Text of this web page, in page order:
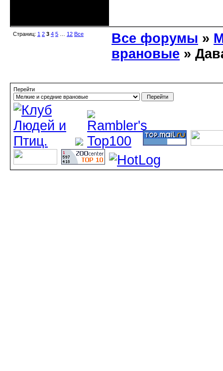
Страниц: 1 2 3 4 5 12 Все Все форумы »
врановые »
Перейти